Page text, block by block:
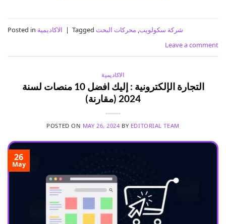
Posted in الاكاديمية | Tagged شركة سكولويب محركات البحث
Leave a comment
الاكاديمية
التجارة الإلكترونية : إليك افضل 10 منصات لسنة
2024 (مقارنة)
POSTED ON MAY 26, 2024 BY EDITORIAL TEAM
26
May